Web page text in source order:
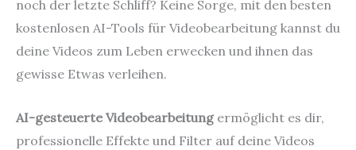
noch der letzte Schliff? Keine Sorge, mit den besten
kostenlosen AI-Tools für Videobearbeitung kannst du
deine Videos zum Leben erwecken und ihnen das
gewisse Etwas verleihen.
AI-gesteuerte Videobearbeitungermöglicht es dir,
professionelle Effekte und Filter auf deine Videos